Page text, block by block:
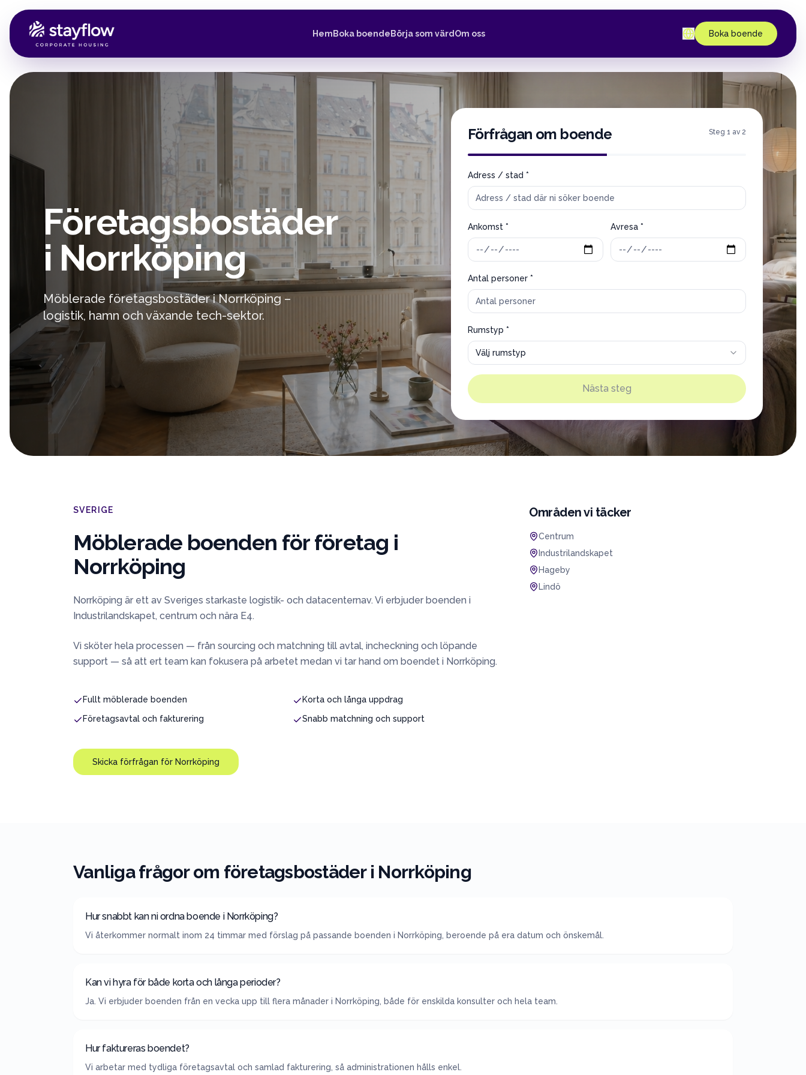
Hem Boka boende Börja som värd Om oss Boka boende
Företagsbostäder
i Norrköping
Möblerade företagsbostäder i Norrköping –
logistik, hamn och växande tech-sektor.
Förfrågan om boende Steg 1 av 2
Adress / stad *
Ankomst * Avresa *
Antal personer *
Rumstyp *
Välj rumstyp
Nästa steg
SVERIGE
Möblerade boenden för företag i
Norrköping
Norrköping är ett av Sveriges starkaste logistik- och datacenternav. Vi erbjuder boenden i
Industrilandskapet, centrum och nära E4.
Vi sköter hela processen — från sourcing och matchning till avtal, incheckning och löpande
support — så att ert team kan fokusera på arbetet medan vi tar hand om boendet i Norrköping.
Fullt möblerade boenden
Korta och långa uppdrag
Företagsavtal och fakturering
Snabb matchning och support
Skicka förfrågan för Norrköping
Områden vi täcker
Centrum
Industrilandskapet
Hageby
Lindö
Vanliga frågor om företagsbostäder i Norrköping
Hur snabbt kan ni ordna boende i Norrköping?
Vi återkommer normalt inom 24 timmar med förslag på passande boenden i Norrköping, beroende på era datum och önskemål.
Kan vi hyra för både korta och långa perioder?
Ja. Vi erbjuder boenden från en vecka upp till flera månader i Norrköping, både för enskilda konsulter och hela team.
Hur faktureras boendet?
Vi arbetar med tydliga företagsavtal och samlad fakturering, så administrationen hålls enkel.